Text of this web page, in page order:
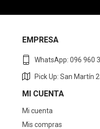
EMPRESA
WhatsApp: 096 960
Pick Up: San Martín
MI CUENTA
Mi cuenta
Mis compras